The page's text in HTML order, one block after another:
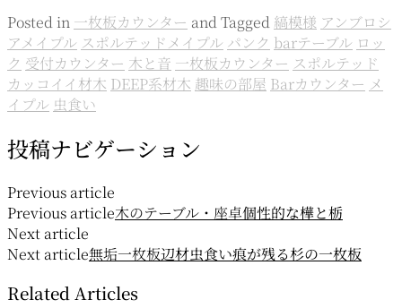
Posted in 一枚板カウンター andTagged 縞模様 アンブロシ
アメイプル スポルテッドメイプル パンク barテーブル ロッ
ク 受付カウンター 木と音 一枚板カウンター スポルテッド
カッコイイ材木 DEEP系材木 趣味の部屋 Barカウンター メ
イプル 虫食い
投稿ナビゲーション
Previous article
Previous article木のテーブル・座卓個性的な樺と栃
Next article
Next article無垢一枚板辺材虫食い痕が残る杉の一枚板
Related Articles